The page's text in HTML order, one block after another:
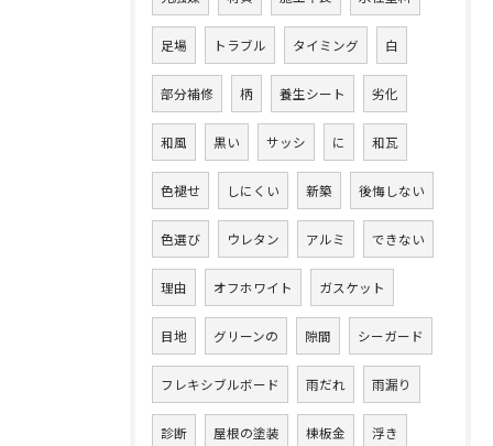
足場 トラブル タイミング 白
部分補修 柄 養生シート 劣化
和風 黒い サッシ に 和瓦
色褪せ しにくい 新築 後悔しない
色選び ウレタン アルミ できない
理由 オフホワイト ガスケット
目地 グリーンの 隙間 シーガード
フレキシブルボード 雨だれ 雨漏り
診断 屋根の塗装 棟板金 浮き